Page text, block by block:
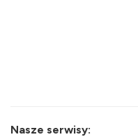
Nasze serwisy: